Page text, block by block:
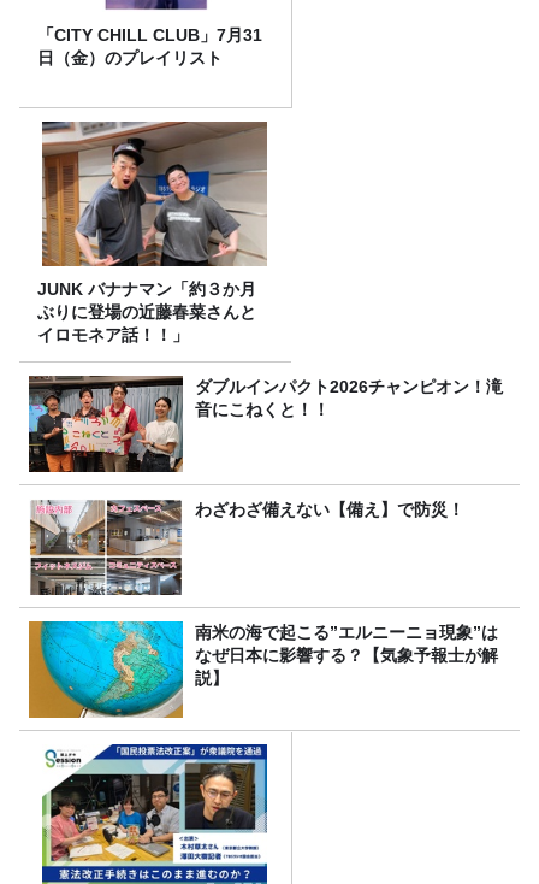
「CITY CHILL CLUB」7月31
日（金）のプレイリスト
JUNK バナナマン「約３か月
ぶりに登場の近藤春菜さんと
イロモネア話！！」
ダブルインパクト2026チャンピオン！滝
音にこねくと！！
わざわざ備えない【備え】で防災！
南米の海で起こる”エルニーニョ現象”は
なぜ日本に影響する？【気象予報士が解
説】